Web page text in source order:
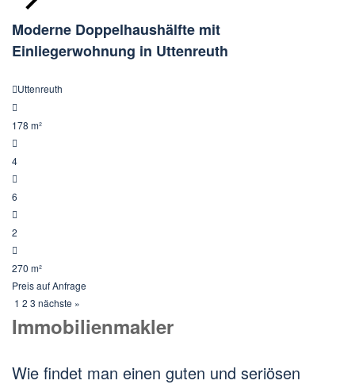
Moderne Doppelhaushälfte mit
Einliegerwohnung in Uttenreuth
Uttenreuth
178 m²
4
6
2
270 m²
Preisauf Anfrage
1 2 3 nächste »
Immobilienmakler
Wie findet man einen guten und seriösen